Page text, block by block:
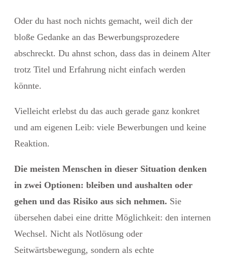
Oder du hast noch nichts gemacht, weil dich der
bloße Gedanke an das Bewerbungsprozedere
abschreckt. Du ahnst schon, dass das in deinem Alter
trotz Titel und Erfahrung nicht einfach werden
könnte.
Vielleicht erlebst du das auch gerade ganz konkret
und am eigenen Leib: viele Bewerbungen und keine
Reaktion.
Die meisten Menschen in dieser Situation denken
in zwei Optionen: bleiben und aushalten oder
gehen und das Risiko aus sich nehmen. Sie
übersehen dabei eine dritte Möglichkeit: den internen
Wechsel. Nicht als Notlösung oder
Seitwärtsbewegung, sondern als echte